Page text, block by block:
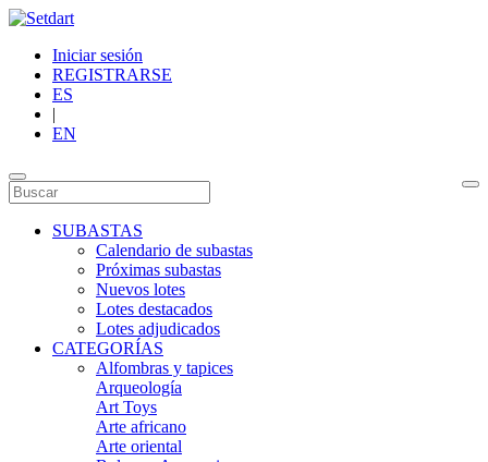
Iniciar sesión
REGISTRARSE
ES
|
EN
SUBASTAS
Calendario de subastas
Próximas subastas
Nuevos lotes
Lotes destacados
Lotes adjudicados
CATEGORÍAS
Alfombras y tapices
Arqueología
Art Toys
Arte africano
Arte oriental